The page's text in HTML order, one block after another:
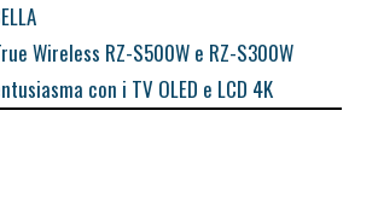
Wireless RZ-S500W e RZ-S300W
con i TV OLED e LCD 4K